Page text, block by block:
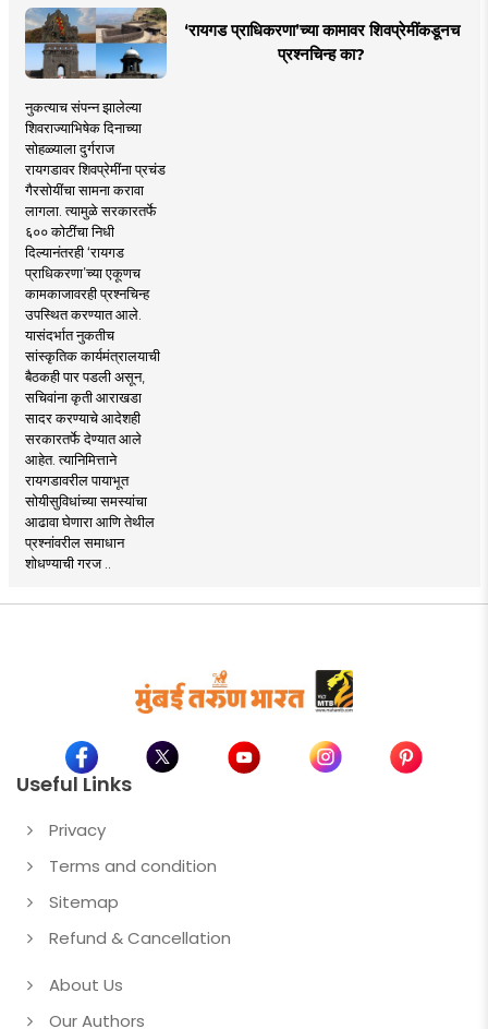
‘रायगड प्राधिकरणा’च्या कामावर शिवप्रेमींकडूनच
प्रश्नचिन्ह का?
नुकत्याच संपन्न झालेल्या
शिवराज्याभिषेक दिनाच्या
सोहळ्याला दुर्गराज
रायगडावर शिवप्रेमींना प्रचंड
गैरसोयींचा सामना करावा
लागला. त्यामुळे सरकारतर्फे
६०० कोटींचा निधी
दिल्यानंतरही ‘रायगड
प्राधिकरणा’च्या एकूणच
कामकाजावरही प्रश्नचिन्ह
उपस्थित करण्यात आले.
यासंदर्भात नुकतीच
सांस्कृतिक कार्यमंत्रालयाची
बैठकही पार पडली असून,
सचिवांना कृती आराखडा
सादर करण्याचे आदेशही
सरकारतर्फे देण्यात आले
आहेत. त्यानिमित्ताने
रायगडावरील पायाभूत
सोयीसुविधांच्या समस्यांचा
आढावा घेणारा आणि तेथील
प्रश्नांवरील समाधान
शोधण्याची गरज ..
Useful Links
Privacy
Terms and condition
Sitemap
Refund & Cancellation
About Us
Our Authors